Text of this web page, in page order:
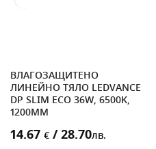
ВЛАГОЗАЩИТЕНО
ЛИНЕЙНО ТЯЛО LEDVANCE
DP SLIM ECO 36W, 6500K,
1200MM
14.67 € / 28.70лв.